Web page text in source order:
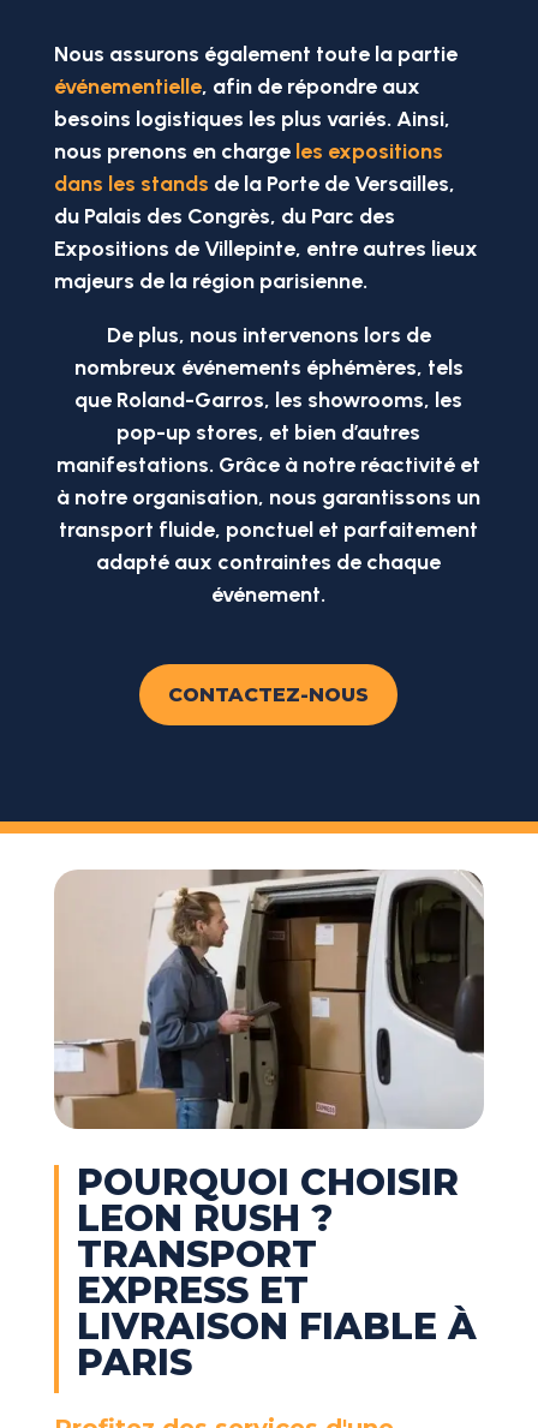
Nous assurons également toute la partie
événementielle, afin de répondre aux
besoins logistiques les plus variés. Ainsi,
nous prenons en charge les expositions
dans les stands de la Porte de Versailles,
du Palais des Congrès, du Parc des
Expositions de Villepinte, entre autres lieux
majeurs de la région parisienne.
De plus, nous intervenons lors de
nombreux événements éphémères, tels
que Roland-Garros, les showrooms, les
pop-up stores, et bien d’autres
manifestations. Grâce à notre réactivité et
à notre organisation, nous garantissons un
transport fluide, ponctuel et parfaitement
adapté aux contraintes de chaque
événement.
CONTACTEZ-NOUS
POURQUOI CHOISIR
LEON RUSH ?
TRANSPORT
EXPRESS ET
LIVRAISON FIABLE À
PARIS